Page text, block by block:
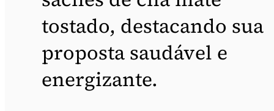
tostado, destacando sua
proposta saudável e
energizante.